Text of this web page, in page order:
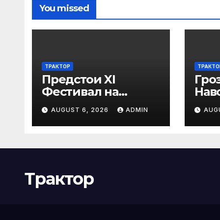
You missed
ТРАКТОР
Предстои XI
Фестивал на
средновековните
традиции, бит и
култура „Калето
AUGUST 6, 2026 ADMIN
е
Трактор